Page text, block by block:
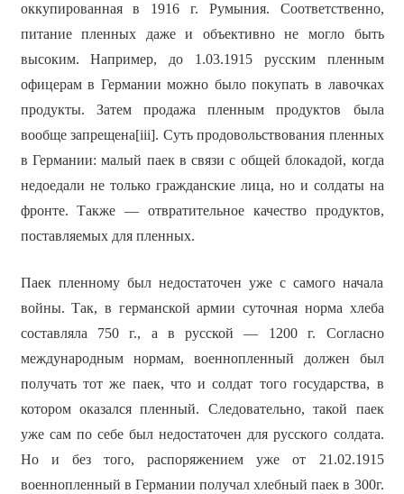
оккупированная в 1916 г. Румыния. Соответственно,
питание пленных даже и объективно не могло быть
высоким. Например, до 1.03.1915 русским пленным
офицерам в Германии можно было покупать в лавочках
продукты. Затем продажа пленным продуктов была
вообще запрещена[iii]. Суть продовольствования пленных
в Германии: малый паек в связи с общей блокадой, когда
недоедали не только гражданские лица, но и солдаты на
фронте. Также — отвратительное качество продуктов,
поставляемых для пленных.
Паек пленному был недостаточен уже с самого начала
войны. Так, в германской армии суточная норма хлеба
составляла 750 г., а в русской — 1200 г. Согласно
международным нормам, военнопленный должен был
получать тот же паек, что и солдат того государства, в
котором оказался пленный. Следовательно, такой паек
уже сам по себе был недостаточен для русского солдата.
Но и без того, распоряжением уже от 21.02.1915
военнопленный в Германии получал хлебный паек в 300г.